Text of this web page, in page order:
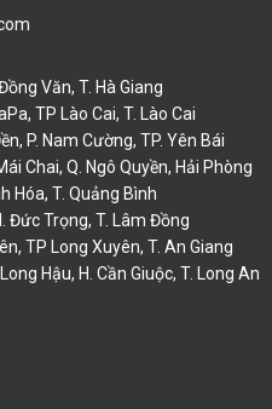
Văn, T. Hà Giang
TP Lào Cai, T. Lào Cai
P. Nam Cường, TP. Yên Bái
Chai, Q. Ngô Quyền, Hải Phòng
Hóa, T. Quảng Bình
Đức Trọng, T. Lâm Đồng
TP Long Xuyên, T. An Giang
Hậu, H. Cần Giuộc, T. Long An